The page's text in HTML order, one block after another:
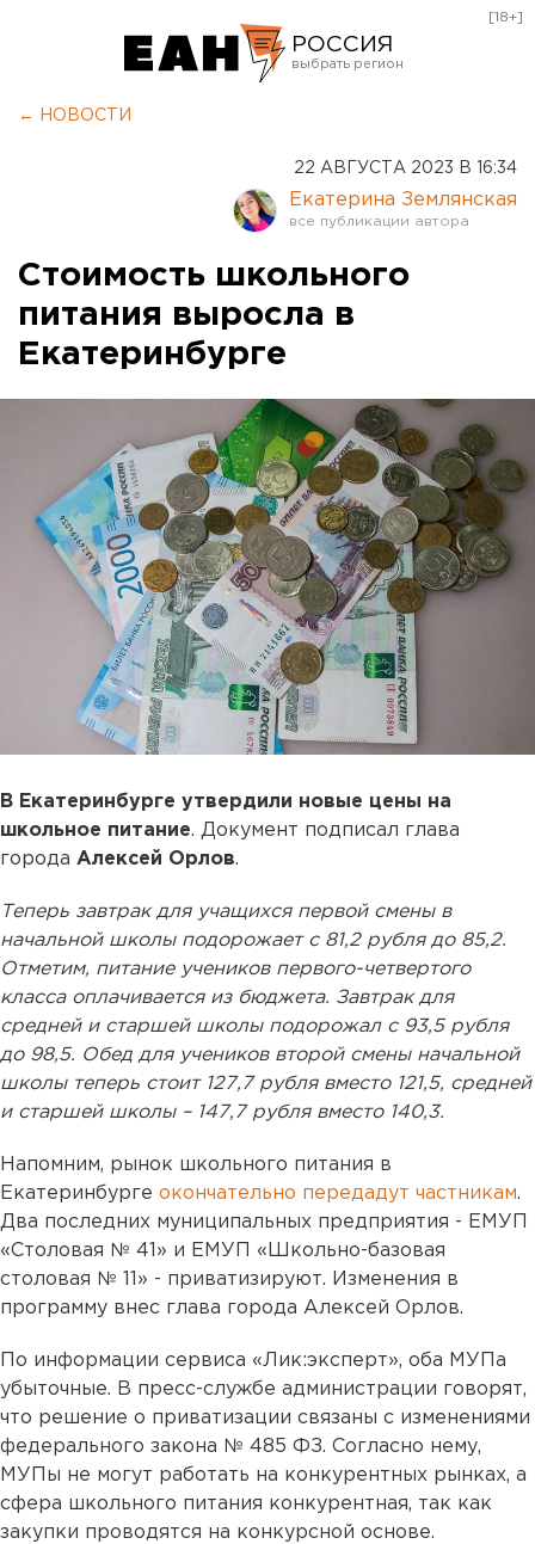
РОССИЯ
Оренбург
[18+]
← НОВОСТИ
22 АВГУСТА 2023 В 16:34
Екатерина Землянская
Стоимость школьного
питания выросла в
Екатеринбурге
В Екатеринбурге утвердили новые цены на
школьное питание. Документ подписал глава
города Алексей Орлов.
Теперь завтрак для учащихся первой смены в
начальной школы подорожает с 81,2 рубля до 85,2.
Отметим, питание учеников первого-четвертого
класса оплачивается из бюджета. Завтрак для
средней и старшей школы подорожал с 93,5 рубля
до 98,5. Обед для учеников второй смены начальной
школы теперь стоит 127,7 рубля вместо 121,5, средней
и старшей школы – 147,7 рубля вместо 140,3.
Напомним, рынок школьного питания в
Екатеринбурге окончательно передадут частникам.
Два последних муниципальных предприятия - ЕМУП
«Столовая № 41» и ЕМУП «Школьно-базовая
столовая № 11» - приватизируют. Изменения в
программу внес глава города Алексей Орлов.
По информации сервиса «Лик:эксперт», оба МУПа
убыточные. В пресс-службе администрации говорят,
что решение о приватизации связаны с изменениями
федерального закона № 485 ФЗ. Согласно нему,
МУПы не могут работать на конкурентных рынках, а
сфера школьного питания конкурентная, так как
закупки проводятся на конкурсной основе.